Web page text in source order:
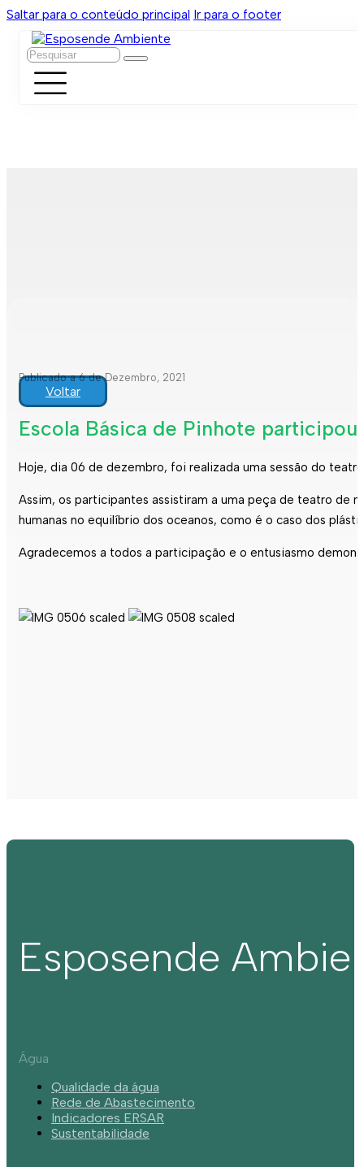
Saltar para o conteúdo principal Ir para o footer
Pesquisar
Publicado a 6 de Dezembro, 2021
Voltar
Escola Básica de Pinhote
Hoje, dia 06 de dezembro, foi realizada uma sessão do
Assim, os participantes assistiram a uma peça de teatro de
humanas no equilíbrio dos oceanos, como é o caso dos
Agradecemos a todos a participação e o entusiasmo
Esposende
Água
Qualidade da água
Rede de Abastecimento
Indicadores ERSAR
Sustentabilidade